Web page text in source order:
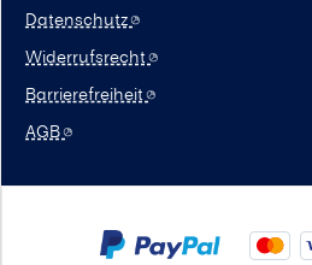
Datenschutz
Widerrufsrecht
Barrierefreiheit
AGB